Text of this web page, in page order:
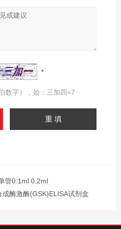
数字），如：三加四=7
管0.1ml 0.2ml
酶激酶(GSK)ELISA试剂盒